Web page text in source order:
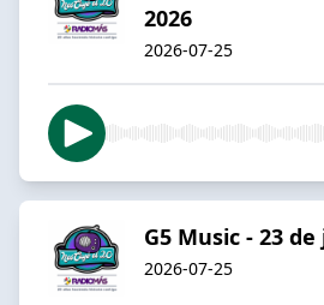
2026
2026-07-25
G5 Music - 23
2026-07-25